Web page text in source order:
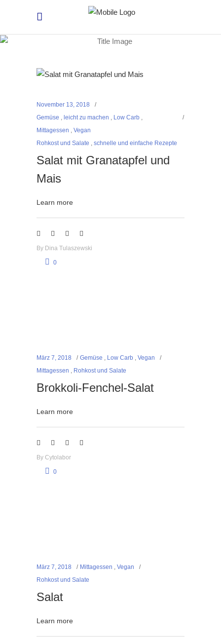
November 13, 2018
Gemüse , leicht zu machen , Low Carb ,
Mittagessen , Vegan
Rohkost und Salate , schnelle und einfache Rezepte
Salat mit Granatapfel und
Mais
Learn more
By Dina Tulaszewski
0
März 7, 2018 Gemüse , Low Carb , Vegan
Mittagessen , Rohkost und Salate
Brokkoli-Fenchel-Salat
Learn more
By Cytolabor
0
März 7, 2018 Mittagessen , Vegan
Rohkost und Salate
Salat
Learn more